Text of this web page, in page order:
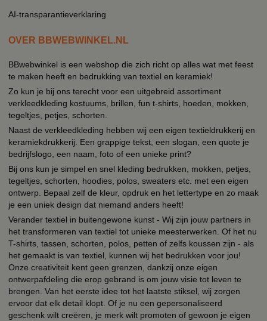
AI-transparantieverklaring
OVER BBWEBWINKEL.NL
BBwebwinkel is een webshop die zich richt op alles wat met feest
te maken heeft en bedrukking van textiel en keramiek!
Zo kun je bij ons terecht voor een uitgebreid assortiment
verkleedkleding kostuums, brillen, fun t-shirts, hoeden, mokken,
tegeltjes, petjes, schorten.
Naast de verkleedkleding hebben wij een eigen textieldrukkerij en
keramiekdrukkerij. Een grappige tekst, een slogan, een quote je
bedrijfslogo, een naam, foto of een unieke print?
Bij ons kun je simpel en snel kleding bedrukken, mokken, petjes,
tegeltjes, schorten, hoodies, polos, sweaters etc. met een eigen
ontwerp. Bepaal zelf de kleur, opdruk en het lettertype en zo maak
je een uniek design dat niemand anders heeft!
Verander textiel in buitengewone kunst - Wij zijn jouw partners in
het transformeren van textiel tot unieke meesterwerken. Of het nu
T-shirts, tassen, schorten, polos, petten of zelfs koussen zijn - als
het gemaakt is van textiel, kunnen wij het bedrukken voor jou!
Onze creativiteit kent geen grenzen, dankzij onze eigen
ontwerpafdeling die erop gebrand is om jouw visie tot leven te
brengen. Van het eerste idee tot het laatste stiksel, wij zorgen
ervoor dat elk detail klopt. Of je nu een gepersonaliseerd
geschenk wilt creëren, je merk wilt promoten of gewoon je eigen